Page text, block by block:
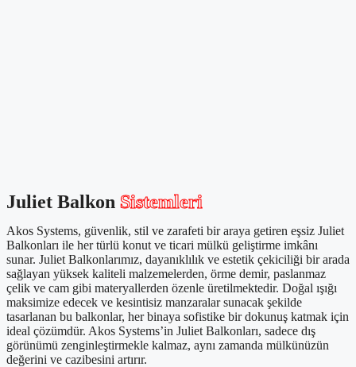
Juliet Balkon Sistemleri
Akos Systems, güvenlik, stil ve zarafeti bir araya getiren eşsiz Juliet
Balkonları ile her türlü konut ve ticari mülkü geliştirme imkânı
sunar. Juliet Balkonlarımız, dayanıklılık ve estetik çekiciliği bir arada
sağlayan yüksek kaliteli malzemelerden, örme demir, paslanmaz
çelik ve cam gibi materyallerden özenle üretilmektedir. Doğal ışığı
maksimize edecek ve kesintisiz manzaralar sunacak şekilde
tasarlanan bu balkonlar, her binaya sofistike bir dokunuş katmak için
ideal çözümdür. Akos Systems’in Juliet Balkonları, sadece dış
görünümü zenginleştirmekle kalmaz, aynı zamanda mülkünüzün
değerini ve cazibesini artırır.